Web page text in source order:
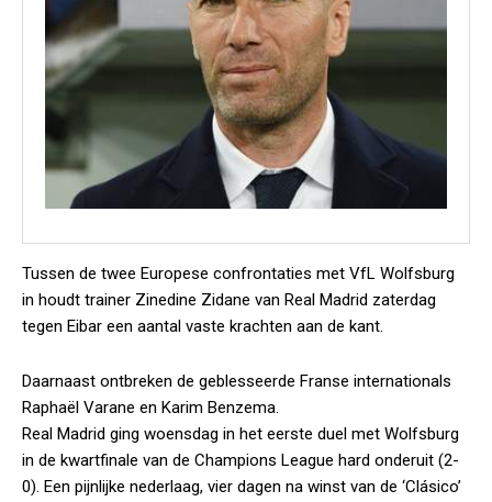
Tussen de twee Europese confrontaties met VfL Wolfsburg
in houdt trainer Zinedine Zidane van Real Madrid zaterdag
tegen Eibar een aantal vaste krachten aan de kant.
Daarnaast ontbreken de geblesseerde Franse internationals
Raphaël Varane en Karim Benzema.
Real Madrid ging woensdag in het eerste duel met Wolfsburg
in de kwartfinale van de Champions League hard onderuit (2-
0). Een pijnlijke nederlaag, vier dagen na winst van de ‘Clásico’